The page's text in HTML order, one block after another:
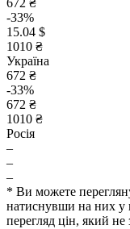
672 ₴
-33%
15.04 $
1010 ₴
Україна
672 ₴
-33%
672 ₴
1010 ₴
Росія
–
–
–
* Ви можете
натиснувши на них у
перегляд цін, який